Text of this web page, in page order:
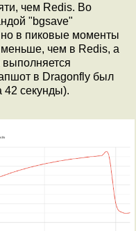
чем Redis. Во
"bgsave"
но в пиковые моменты
меньше, чем в Redis, а
в Dragonfly был
42 секунды).